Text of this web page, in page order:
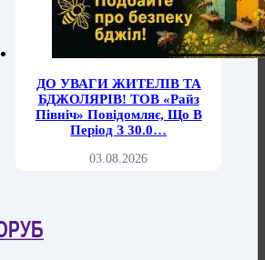
ДО УВАГИ ЖИТЕЛІВ ТА
БДЖОЛЯРІВ! ТОВ «Райз
Північ» Повідомляє, Що В
Період З 30.0…
03.08.2026